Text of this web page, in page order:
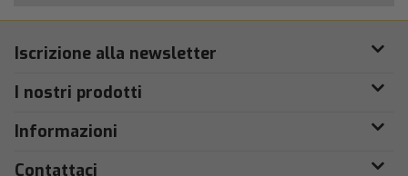
Iscrizione alla newsletter
I nostri prodotti
Informazioni
Contattaci